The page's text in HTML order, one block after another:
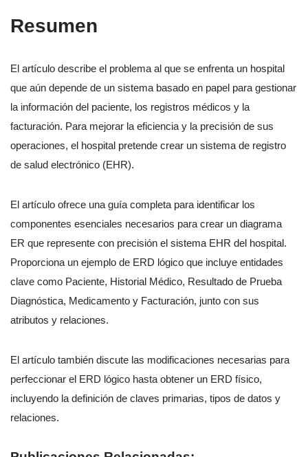
Resumen
El artículo describe el problema al que se enfrenta un hospital
que aún depende de un sistema basado en papel para gestionar
la información del paciente, los registros médicos y la
facturación. Para mejorar la eficiencia y la precisión de sus
operaciones, el hospital pretende crear un sistema de registro
de salud electrónico (EHR).
El artículo ofrece una guía completa para identificar los
componentes esenciales necesarios para crear un diagrama
ER que represente con precisión el sistema EHR del hospital.
Proporciona un ejemplo de ERD lógico que incluye entidades
clave como Paciente, Historial Médico, Resultado de Prueba
Diagnóstica, Medicamento y Facturación, junto con sus
atributos y relaciones.
El artículo también discute las modificaciones necesarias para
perfeccionar el ERD lógico hasta obtener un ERD físico,
incluyendo la definición de claves primarias, tipos de datos y
relaciones.